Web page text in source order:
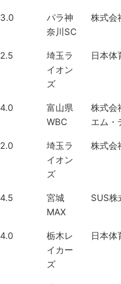
3.0
パラ神
奈川SC
株式会
2.5
埼玉ラ
イオン
ズ
日本体
4.0
富山県
WBC
株式会
エム・
2.0
埼玉ラ
イオン
ズ
株式会
4.5
宮城
MAX
SUS株
4.0
栃木レ
イカー
ズ
日本体